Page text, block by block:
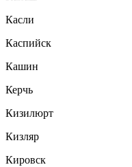
Касли
Каспийск
Кашин
Керчь
Кизилюрт
Кизляр
Кировск